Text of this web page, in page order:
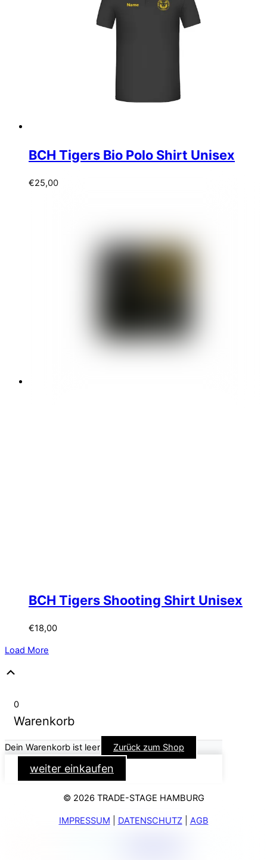
BCH Tigers Bio Polo Shirt Unisex
€25,00
BCH Tigers Shooting Shirt Unisex
€18,00
Load More
0
Warenkorb
Dein Warenkorb ist leer Zurück zum Shop
weiter einkaufen
© 2026 TRADE-STAGE HAMBURG
IMPRESSUM DATENSCHUTZ| AGB